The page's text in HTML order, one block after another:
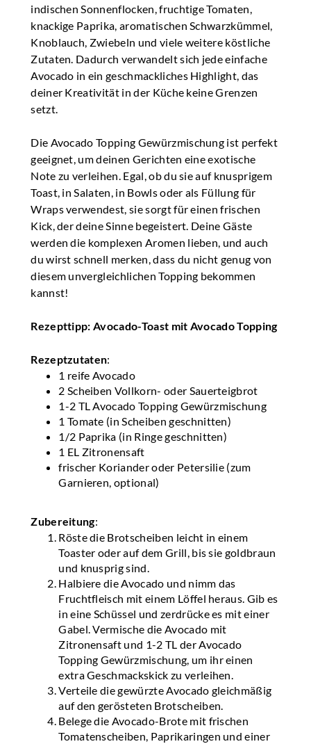
indischen Sonnenflocken, fruchtige Tomaten,
knackige Paprika, aromatischen Schwarzkümmel,
Knoblauch, Zwiebeln und viele weitere köstliche
Zutaten. Dadurch verwandelt sich jede einfache
Avocado in ein geschmackliches Highlight, das
deiner Kreativität in der Küche keine Grenzen
setzt.
Die Avocado Topping Gewürzmischung ist perfekt
geeignet, um deinen Gerichten eine exotische
Note zu verleihen. Egal, ob du sie auf knusprigem
Toast, in Salaten, in Bowls oder als Füllung für
Wraps verwendest, sie sorgt für einen frischen
Kick, der deine Sinne begeistert. Deine Gäste
werden die komplexen Aromen lieben, und auch
du wirst schnell merken, dass du nicht genug von
diesem unvergleichlichen Topping bekommen
kannst!
Rezepttipp: Avocado-Toast mit Avocado Topping
Rezeptzutaten:
1 reife Avocado
2 Scheiben Vollkorn- oder Sauerteigbrot
1-2 TL Avocado Topping Gewürzmischung
1 Tomate (in Scheiben geschnitten)
1/2 Paprika (in Ringe geschnitten)
1 EL Zitronensaft
frischer Koriander oder Petersilie (zum
Garnieren, optional)
Zubereitung:
Röste die Brotscheiben leicht in einem
Toaster oder auf dem Grill, bis sie goldbraun
und knusprig sind.
Halbiere die Avocado und nimm das
Fruchtfleisch mit einem Löffel heraus. Gib es
in eine Schüssel und zerdrücke es mit einer
Gabel. Vermische die Avocado mit
Zitronensaft und 1-2 TL der Avocado
Topping Gewürzmischung, um ihr einen
extra Geschmackskick zu verleihen.
Verteile die gewürzte Avocado gleichmäßig
auf den gerösteten Brotscheiben.
Belege die Avocado-Brote mit frischen
Tomatenscheiben, Paprikaringen und einer